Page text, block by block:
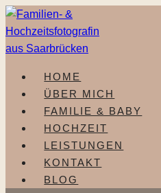
Zum
Inhalt
springen
HOME
ÜBER MICH
FAMILIE & BABY
HOCHZEIT
LEISTUNGEN
KONTAKT
BLOG